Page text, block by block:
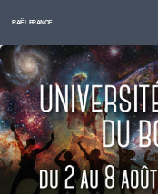
Skip to content
RAËL FRANCE